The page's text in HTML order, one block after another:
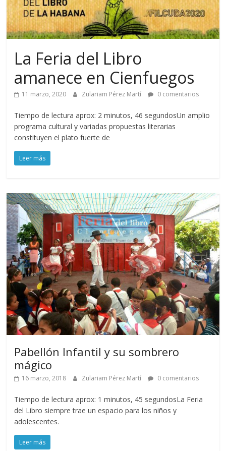
La Feria del Libro
amanece en Cienfuegos
11 marzo, 2020 Zulariam Pérez Martí 0 comentarios
Tiempo de lectura aprox: 2 minutos, 46 segundosUn amplio
programa cultural y variadas propuestas literarias
constituyen el plato fuerte de
Leer más
Pabellón Infantil y su sombrero
mágico
16 marzo, 2018 Zulariam Pérez Martí 0 comentarios
Tiempo de lectura aprox: 1 minutos, 45 segundosLa Feria
del Libro siempre trae un espacio para los niños y
adolescentes.
Leer más